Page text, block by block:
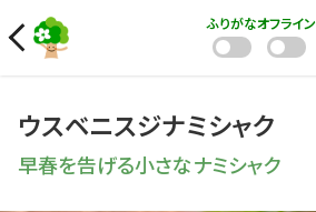
ふりがなオフライン
ウスベニスジナミシャク
早春を告げる小さなナミシャク